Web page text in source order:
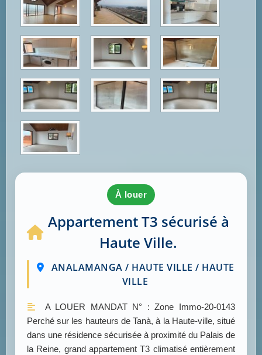
à louer
Appartement T3 sécurisé à
Haute Ville.
ANALAMANGA / HAUTE VILLE / HAUTE
VILLE
A LOUER MANDAT N° : Zone Immo-20-0143
Perché sur les hauteurs de Tanà, à la Haute-ville, situé
dans une résidence sécurisée à proximité du Palais de
la Reine, grand appartement T3 climatisé entièrement